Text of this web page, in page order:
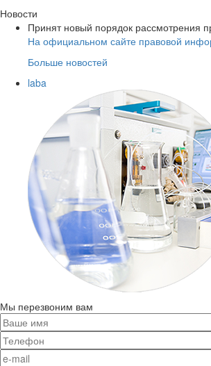
Новости
Принят новый порядок рассмотрения
На официальном сайте правовой
Больше новостей
laba
Мы перезвоним вам